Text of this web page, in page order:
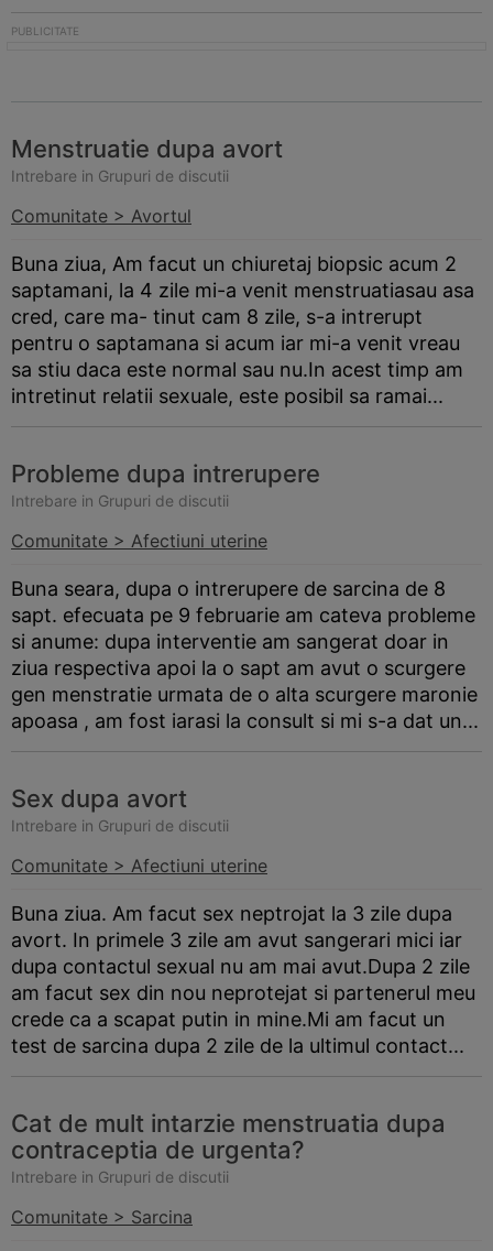
Menstruatie dupa avort
Intrebare in Grupuri de discutii
Comunitate > Avortul
Buna ziua, Am facut un chiuretaj biopsic acum 2
saptamani, la 4 zile mi-a venit menstruatiasau asa
cred, care ma- tinut cam 8 zile, s-a intrerupt
pentru o saptamana si acum iar mi-a venit vreau
sa stiu daca este normal sau nu.In acest timp am
intretinut relatii sexuale, este posibil sa ramai...
Probleme dupa intrerupere
Intrebare in Grupuri de discutii
Comunitate > Afectiuni uterine
Buna seara, dupa o intrerupere de sarcina de 8
sapt. efecuata pe 9 februarie am cateva probleme
si anume: dupa interventie am sangerat doar in
ziua respectiva apoi la o sapt am avut o scurgere
gen menstratie urmata de o alta scurgere maronie
apoasa , am fost iarasi la consult si mi s-a dat un...
Sex dupa avort
Intrebare in Grupuri de discutii
Comunitate > Afectiuni uterine
Buna ziua. Am facut sex neptrojat la 3 zile dupa
avort. In primele 3 zile am avut sangerari mici iar
dupa contactul sexual nu am mai avut.Dupa 2 zile
am facut sex din nou neprotejat si partenerul meu
crede ca a scapat putin in mine.Mi am facut un
test de sarcina dupa 2 zile de la ultimul contact...
Cat de mult intarzie menstruatia dupa
contraceptia de urgenta?
Intrebare in Grupuri de discutii
Comunitate > Sarcina